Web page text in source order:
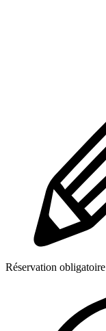
Réservation obligatoire